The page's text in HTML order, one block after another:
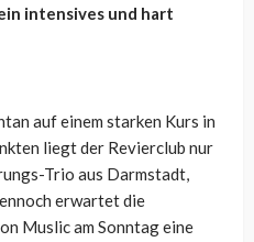
intensives und hart
auf einem starken Kurs in
liegt der Revierclub nur
Trio aus Darmstadt,
erwartet die
Muslic am Sonntag eine